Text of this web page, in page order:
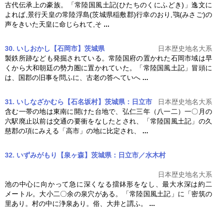
古代伝承上の豪族。「常陸国風土記(ひたちのくにふどき)」逸文に
よれば,景行天皇の常陸浮島(茨城県稲敷郡)行幸のおり,鶚(みさご)の
声をきいた天皇に命じられて,そ ...
30. いしおかし【石岡市】茨城県
日本歴史地名大系
製鉄所跡なども発掘されている。常陸国府の置かれた石岡市域は早
くから大和朝廷の勢力圏に置かれていた。「常陸国風土記 」冒頭に
は、国郡の旧事を問ふに、古老の答へていへ ...
31. いしなざかむら【石名坂村】茨城県：日立市
日本歴史地名大系
含む一帯の地は東南に開けた台地で、弘仁三年（八一二）一〇月の
六駅廃止以前は交通の要衝をなしたとされ、「常陸国風土記 」の久
慈郡の項にみえる「高市」の地に比定され、 ...
32. いずみがもり【泉ヶ森】茨城県：日立市／水木村
日本歴史地名大系
池の中心に向かって急に深くなる擂鉢形をなし、最大水深は約二
メートル。大小二〇余の泉穴がある。「常陸国風土記 」に「密筑の
里あり。村の中に浄泉あり。俗、大井と謂ふ。 ...